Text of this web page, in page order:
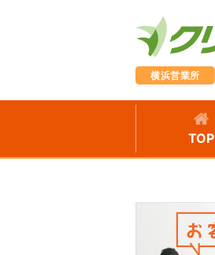
横浜営業所
TOP